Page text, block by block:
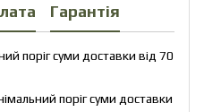
Гарантія
поріг суми доставки від 70
поріг суми доставки